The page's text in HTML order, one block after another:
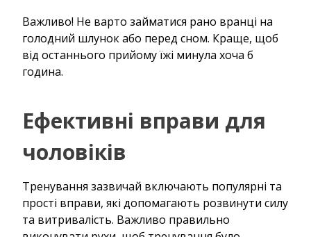
Важливо! Не варто займатися рано вранці на
голодний шлунок або перед сном. Краще, щоб
від останнього прийому їжі минула хоча б
година.
Ефективні вправи для
чоловіків
Тренування зазвичай включають популярні та
прості вправи, які допомагають розвинути силу
та витривалість. Важливо правильно